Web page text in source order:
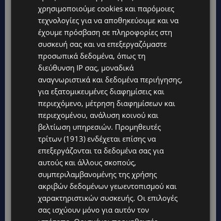
Topics
UPDATES
VIRAL: Κοράκι πήρε στο κυνήγι γυναίκα – Η απρόσμενη
επίθεση καταγράφηκε σε βίντεο
UPDATES
ΕΤΟΙΜΑΣΤΕΙΤΕ ΓΙΑ ΚΑΘΥΣΤΕΡΗΣΕΙΣ: Κλειστή λωρίδα στον
αυτοκινητόδρομο Αμμοχώστου – Λάρνακας
UPDATES
ΙΣΑΑΚ-ΣΟΛΩΜΟΥ: Κλείνουν συμβολικά οδοφράγματα την
Παρασκευή – Πού και τι ώρα θα γίνουν οι δράσεις
χρησιμοποιούμε cookies και παρόμοιες
τεχνολογίες για να αποθηκεύουμε και να
έχουμε πρόσβαση σε πληροφορίες στη
συσκευή σας και να επεξεργαζόμαστε
προσωπικά δεδομένα, όπως τη
διεύθυνση IP σας, μοναδικά
αναγνωριστικά και δεδομένα περιήγησης,
για εξατομικευμένες διαφημίσεις και
περιεχόμενο, μέτρηση διαφημίσεων και
περιεχομένου, ανάλυση κοινού και
βελτίωση υπηρεσιών. Προμηθευτές
τρίτων (1913) ενδέχεται επίσης να
επεξεργάζονται τα δεδομένα σας για
αυτούς και άλλους σκοπούς,
συμπεριλαμβανομένης της χρήσης
ακριβών δεδομένων γεωεντοπισμού και
χαρακτηριστικών συσκευής. Οι επιλογές
σας ισχύουν μόνο για αυτόν τον